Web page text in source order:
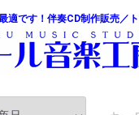
適です！伴奏CD制作販売／